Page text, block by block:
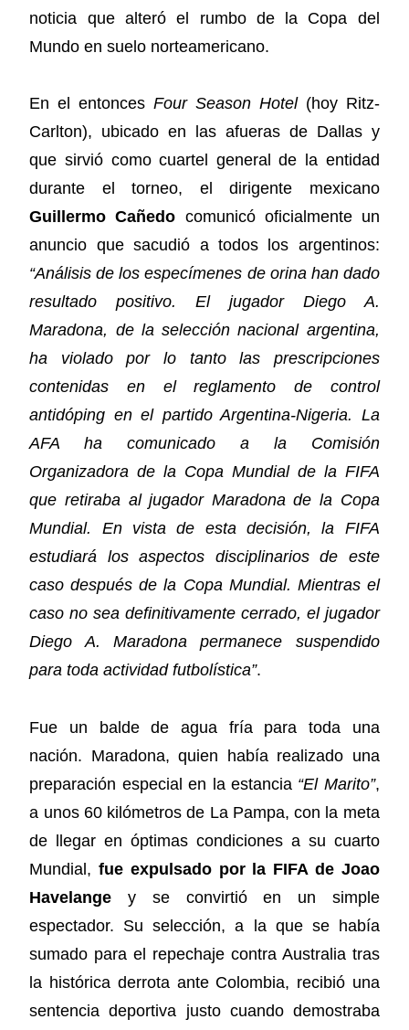
noticia que alteró el rumbo de la Copa del
Mundo en suelo norteamericano.
En el entoncesFour Season Hotel(hoy Ritz-
Carlton), ubicado en las afueras de Dallas y
que sirvió como cuartel general de la entidad
durante el torneo, el dirigente mexicano
Guillermo Cañedo comunicó oficialmente un
anuncio que sacudió a todos los argentinos:
“Análisis de los especímenes de orina han dado
resultado positivo. El jugador Diego A.
Maradona, de la selección nacional argentina,
ha violado por lo tanto las prescripciones
contenidas en el reglamento de control
antidóping en el partido Argentina-Nigeria. La
AFA ha comunicado a la Comisión
Organizadora de la Copa Mundial de la FIFA
que retiraba al jugador Maradona de la Copa
Mundial. En vista de esta decisión, la FIFA
estudiará los aspectos disciplinarios de este
caso después de la Copa Mundial. Mientras el
caso no sea definitivamente cerrado, el jugador
Diego A. Maradona permanece suspendido
para toda actividad futbolística”.
Fue un balde de agua fría para toda una
nación. Maradona, quien había realizado una
preparación especial en la estancia “El Marito”,
a unos 60 kilómetros de La Pampa, con la meta
de llegar en óptimas condiciones a su cuarto
Mundial,fue expulsado por la FIFA de Joao
Havelange y se convirtió en un simple
espectador. Su selección, a la que se había
sumado para el repechaje contra Australia tras
la histórica derrota ante Colombia, recibió una
sentencia deportiva justo cuando demostraba